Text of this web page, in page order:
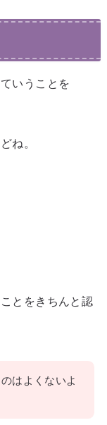
いうことを
ね。
とをきちんと認
はよくないよ